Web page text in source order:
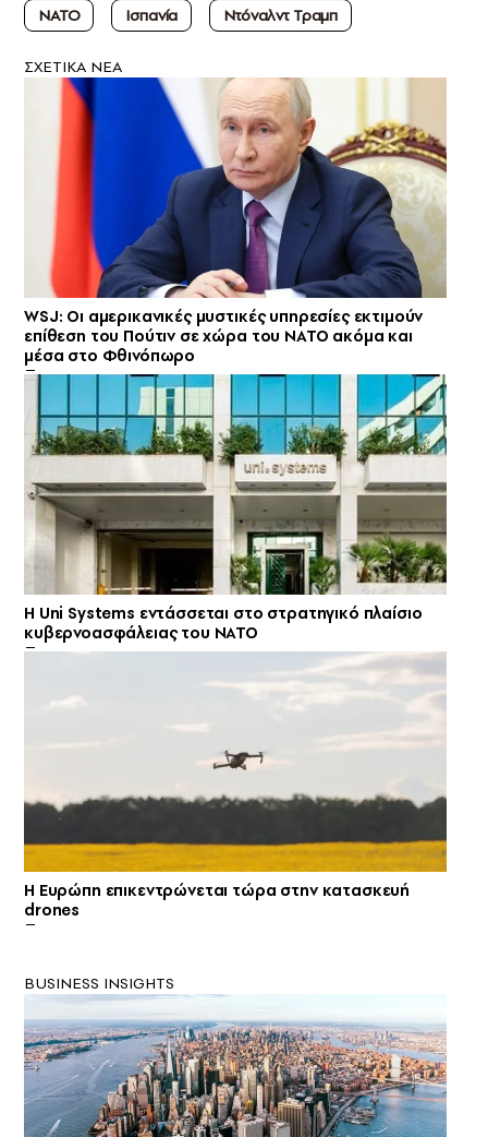
ΝΑΤΟ
Ισπανία Ντόναλντ Τραμπ
ΣXETIKA NEA
WSJ: Οι αμερικανικές μυστικές υπηρεσίες εκτιμούν
επίθεση του Πούτιν σε χώρα του ΝΑΤΟ ακόμα και
μέσα στο Φθινόπωρο
Η Uni Systems εντάσσεται στο στρατηγικό πλαίσιο
κυβερνοασφάλειας του ΝΑΤΟ
Η Ευρώπη επικεντρώνεται τώρα στην κατασκευή
drones
BUSINESS INSIGHTS